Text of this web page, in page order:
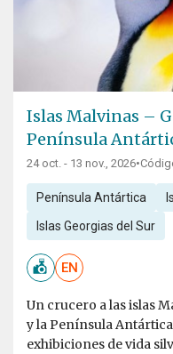
Islas Malvinas –
Península
24 oct. - 13 nov., 2026•
Península Antártica
Islas Georgias del Sur
EN
Un crucero a las islas
y la Península
exhibiciones de vida